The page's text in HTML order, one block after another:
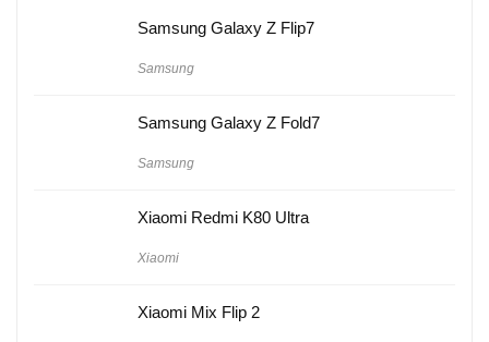
Samsung Galaxy Z Flip7
Samsung
Samsung Galaxy Z Fold7
Samsung
Xiaomi Redmi K80 Ultra
Xiaomi
Xiaomi Mix Flip 2